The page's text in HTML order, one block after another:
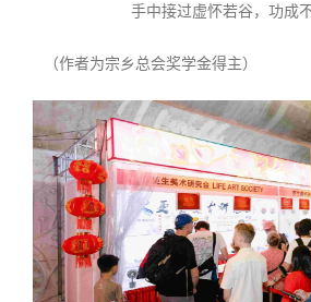
手中接过虚怀若谷，功成
（作者为宗乡总会奖学金得主）